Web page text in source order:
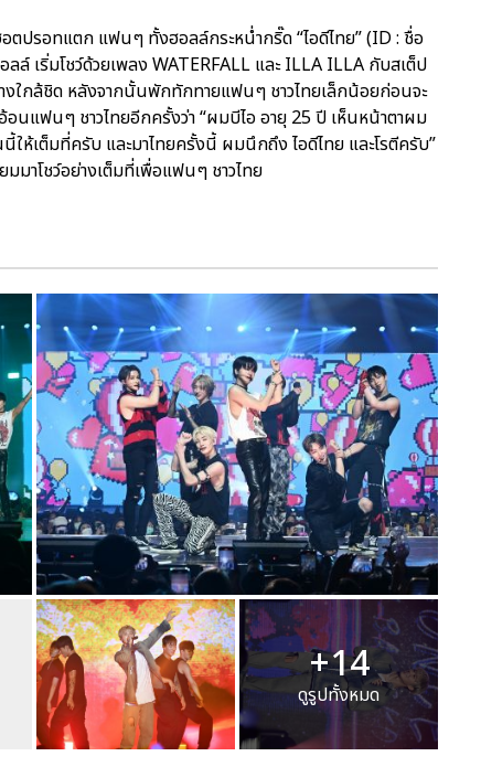
ปรอทแตก แฟนๆ ทั้งฮอลล์กระหน่ำกริ๊ด “ไอดีไทย” (ID : ชื่อ
เริ่มโชว์ด้วยเพลง WATERFALL และ ILLA ILLA กับสเต็ป
ใกล้ชิด หลังจากนั้นพักทักทายแฟนๆ ชาวไทยเล็กน้อยก่อนจะ
อนแฟนๆ ชาวไทยอีกครั้งว่า “ผมบีไอ อายุ 25 ปี เห็นหน้าตาผม
ห้เต็มที่ครับ และมาไทยครั้งนี้ ผมนึกถึง ไอดีไทย และโรตีครับ”
มมาโชว์อย่างเต็มที่เพื่อแฟนๆ ชาวไทย
+14
ดูรูปทั้งหมด